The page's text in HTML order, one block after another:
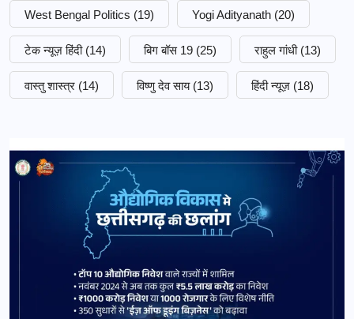
West Bengal Politics (19) Yogi Adityanath (20)
टेक न्यूज़ हिंदी (14) बिग बॉस 19 (25) राहुल गांधी (13)
वास्तु शास्त्र (14) विष्णु देव साय (13) हिंदी न्यूज़ (18)